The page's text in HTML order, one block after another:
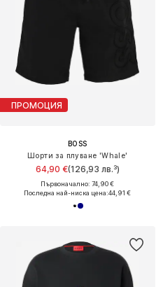
ПРОМОЦИЯ
BOSS
Шорти за плуване 'Whale'
64,90 €(126,93 лв.³)
Първоначално: 74,90 €
Последна най-ниска цена:44,91 €